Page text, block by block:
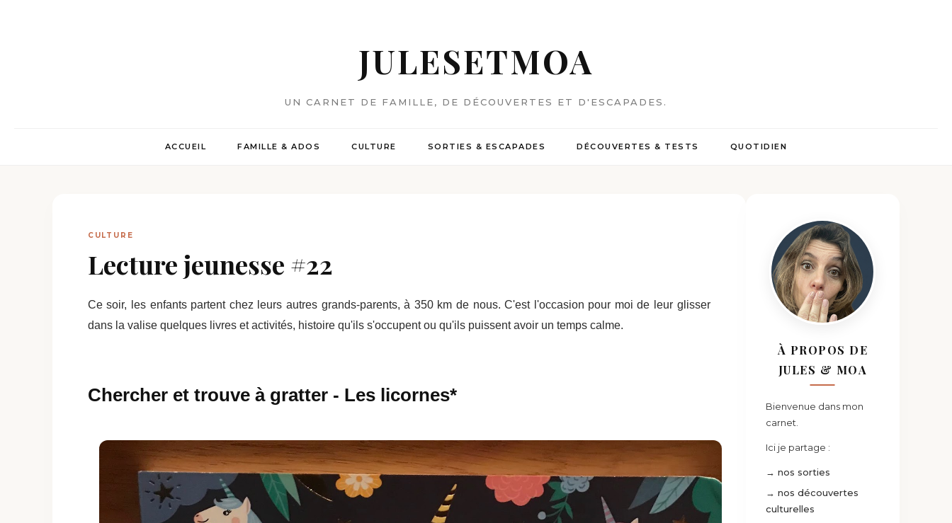
JULESETMOA
UN CARNET DE FAMILLE, DE DÉCOUVERTES ET D'ESCAPADES.
ACCUEIL FAMILLE & ADOS CULTURE SORTIES & ESCAPADES DÉCOUVERTES & TESTS QUOTIDIEN
CULTURE
Lecture jeunesse #22
Ce soir, les enfants partent chez leurs autres grands-parents, à 350 km de nous. C'est l'occasion pour moi de leur glisser
dans la valise quelques livres et activités, histoire qu'ils s'occupent ou qu'ils puissent avoir un temps calme.
Chercher et trouve à gratter - Les licornes*
À PROPOS DE
JULES & MOA
Bienvenue dans mon
carnet.
Ici je partage :
→ nos sorties
→ nos découvertes
culturelles